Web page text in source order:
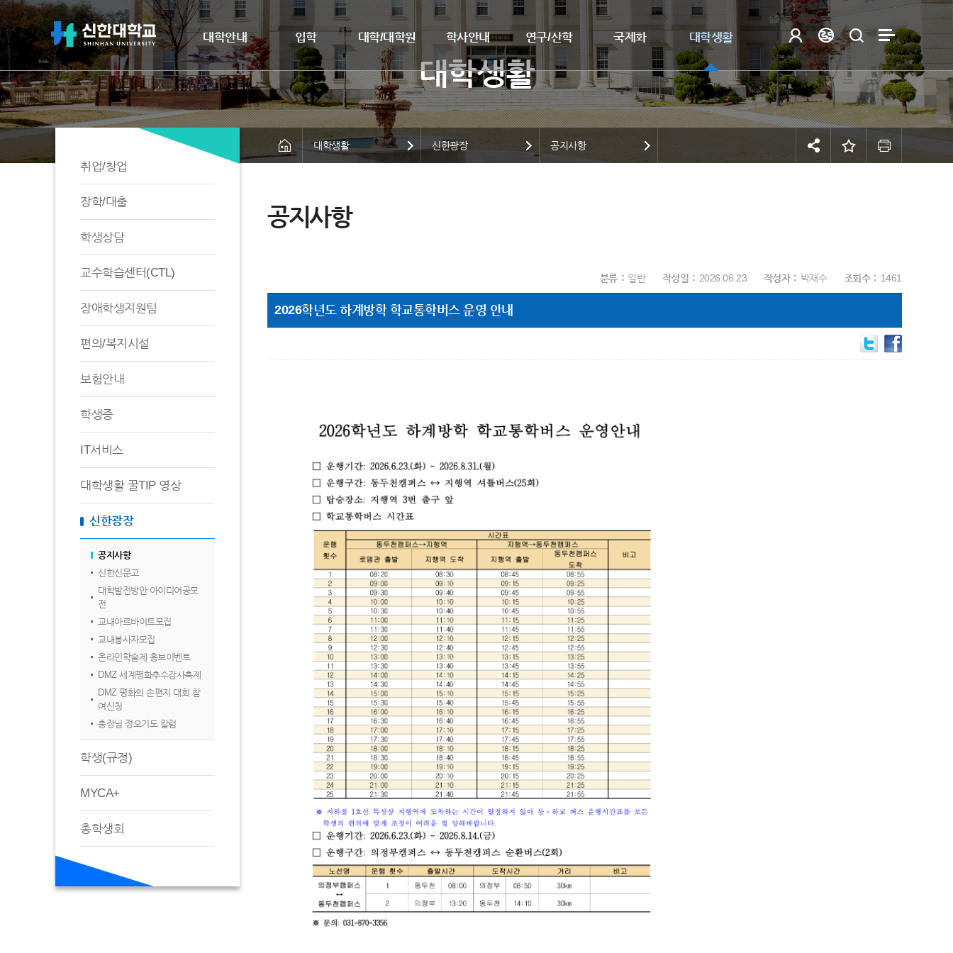
대학안내 입학 대학/대학원 학사안내 연구/산학 국제화 대학생활
취업/창업
장학/대출
학생상담
교수학습센터(CTL)
장애학생지원팀
편의/복지시설
보험안내
학생증
IT서비스
대학생활 꿀TIP 영상
신한광장
공지사항
신한신문고
대학발전방안 아이디어공모
전
교내아르바이트모집
교내봉사자모집
온라인학술제 홍보이벤트
DMZ 세계평화추수감사축제
DMZ 평화의 손편지 대회 참
여신청
총장님 정오기도 칼럼
학생(규정)
MYCA+
총학생회
대학생활 신한광장 공지사항
공지사항
분류 일반 작성일 2026.06.23 작성자 박재수 조회수 1461
2026학년도 하계방학 학교통학버스 운영 안내